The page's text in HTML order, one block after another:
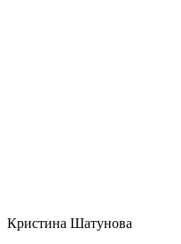
Кристина Шатунова